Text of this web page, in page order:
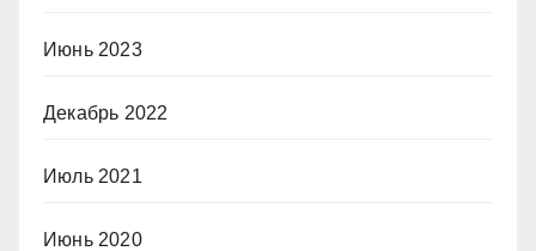
Июнь 2023
Декабрь 2022
Июль 2021
Июнь 2020